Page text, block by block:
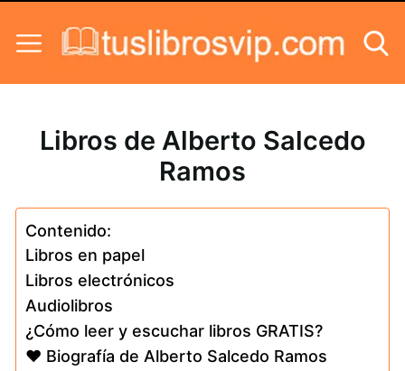
Libros de Alberto Salcedo
Ramos
Contenido:
Libros en papel
Libros electrónicos
Audiolibros
¿Cómo leer y escuchar libros GRATIS?
❤️ Biografía de Alberto Salcedo Ramos